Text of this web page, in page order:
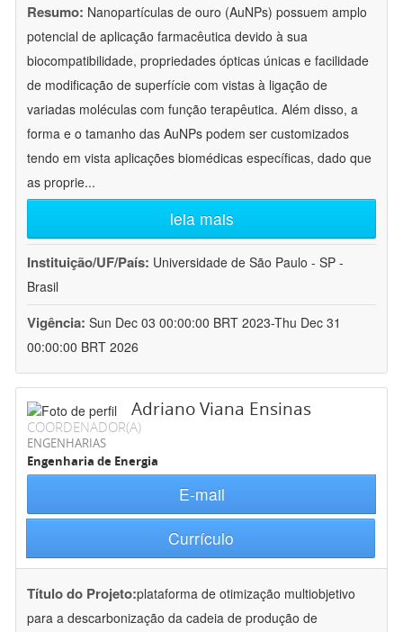
Resumo: Nanopartículas de ouro (AuNPs) possuem amplo
potencial de aplicação farmacêutica devido à sua
biocompatibilidade, propriedades ópticas únicas e facilidade
de modificação de superfície com vistas à ligação de
variadas moléculas com função terapêutica. Além disso, a
forma e o tamanho das AuNPs podem ser customizados
tendo em vista aplicações biomédicas específicas, dado que
as proprie...
leia mais
Instituição/UF/País: Universidade de São Paulo - SP -
Brasil
Vigência: Sun Dec 03 00:00:00 BRT 2023-Thu Dec 31
00:00:00 BRT 2026
Adriano Viana Ensinas
COORDENADOR(A)
ENGENHARIAS
Engenharia de Energia
E-mail
Currículo
Título do Projeto:plataforma de otimização multiobjetivo
para a descarbonização da cadeia de produção de